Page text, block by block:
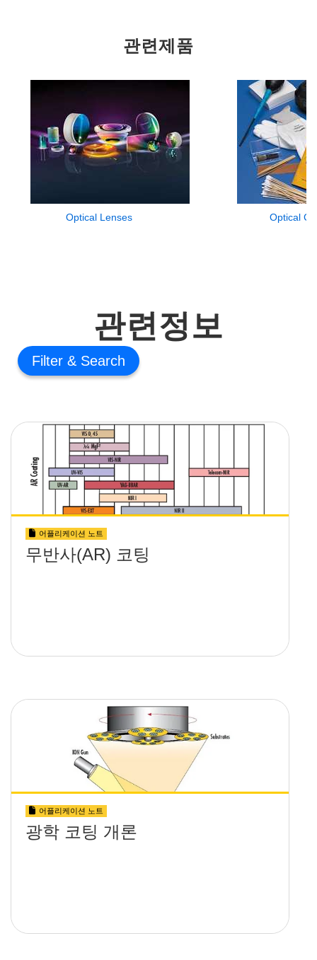
관련제품
Optical Lenses Optical
관련정보
Filter
어플리케이션 노트
무반사(AR) 코팅
어플리케이션 노트
광학 코팅 개론